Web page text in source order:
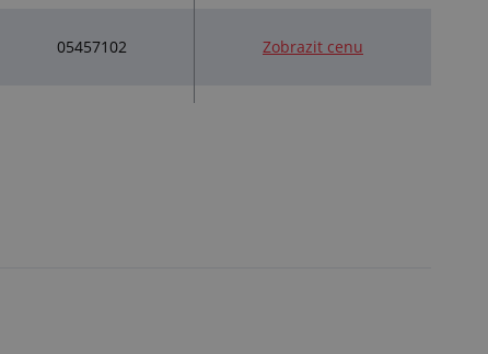
05457102 Zobrazit cenu